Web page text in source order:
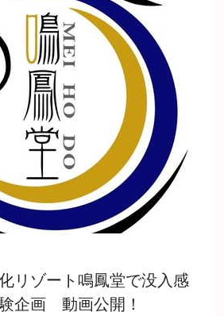
リゾート鳴鳳堂で没入感
企画 動画公開！